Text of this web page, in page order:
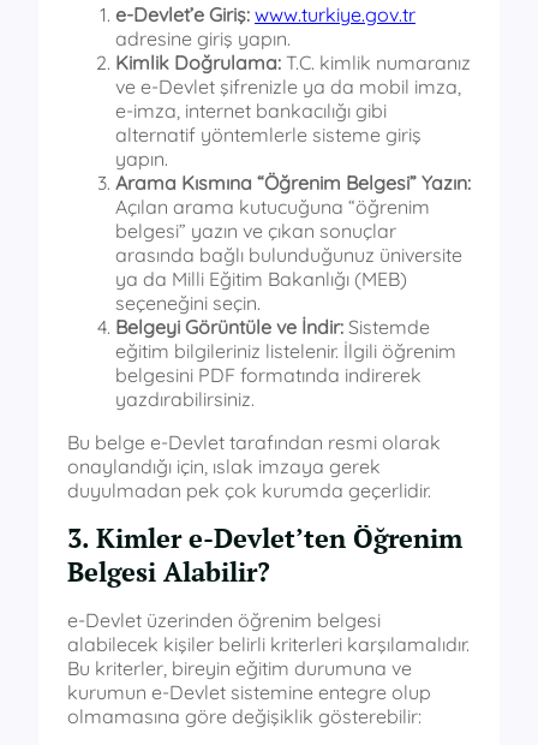
e-Devlet’e Giriş: www.turkiye.gov.tr
adresine giriş yapın.
Kimlik Doğrulama: T.C. kimlik numaranız
ve e-Devlet şifrenizle ya da mobil imza,
e-imza, internet bankacılığı gibi
alternatif yöntemlerle sisteme giriş
yapın.
Arama Kısmına “Öğrenim Belgesi” Yazın:
Açılan arama kutucuğuna “öğrenim
belgesi” yazın ve çıkan sonuçlar
arasında bağlı bulunduğunuz üniversite
ya da Milli Eğitim Bakanlığı (MEB)
seçeneğini seçin.
Belgeyi Görüntüle ve İndir: Sistemde
eğitim bilgileriniz listelenir. İlgili öğrenim
belgesini PDF formatında indirerek
yazdırabilirsiniz.
Bu belge e-Devlet tarafından resmi olarak
onaylandığı için, ıslak imzaya gerek
duyulmadan pek çok kurumda geçerlidir.
3. Kimler e-Devlet’ten Öğrenim
Belgesi Alabilir?
e-Devlet üzerinden öğrenim belgesi
alabilecek kişiler belirli kriterleri karşılamalıdır.
Bu kriterler, bireyin eğitim durumuna ve
kurumun e-Devlet sistemine entegre olup
olmamasına göre değişiklik gösterebilir: